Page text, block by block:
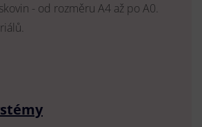
- od rozměru A4 až po A0.